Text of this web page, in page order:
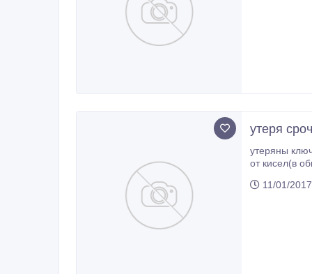
утеря
утеряны
от кисел(в
11/01/2017